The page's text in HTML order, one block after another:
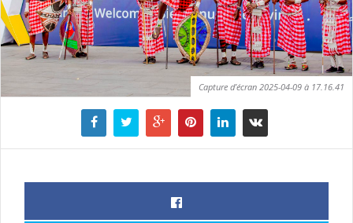
Capture d’écran 2025-04-09 à 17.16.41